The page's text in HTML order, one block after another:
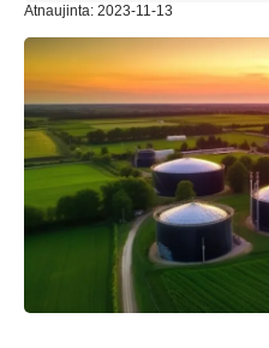
Atnaujinta: 2023-11-13